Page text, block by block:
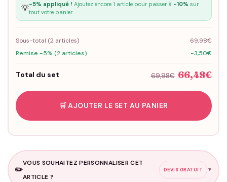
💡-5% appliqué ! Ajoutez encore 1 article pour passer à -10% sur
tout votre panier.
Sous-total (2articles)
69,98€
Remise -5% (2 articles)
-3,50€
Total du set 69,98€ 66,48€
🛒 AJOUTER LE SET AU PANIER
✏️
VOUS SOUHAITEZ PERSONNALISER CET
ARTICLE ?
DEVIS GRATUIT ▼